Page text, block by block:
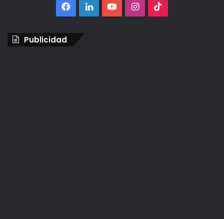
Facebook
LinkedInYouTubeInstagram
Publicidad